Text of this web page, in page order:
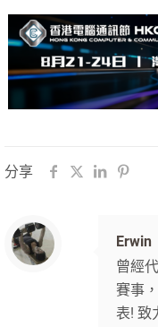
分享
Erwin
曾經
賽事
表! 致